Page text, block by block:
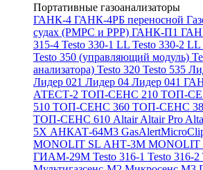
Портативные газоанализаторы
ГАНК-4 ГАНК-4РБ переносной
судах (РМРС и РРР) ГАНК-П1
315-4 Testo 330-1 LL Testo 330-2 LL
Testo 350 (управляющий модуль)
анализатора) Testo 320 Testo 535
Лидер 021 Лидер 04 Лидер 041
АТЕСТ-2 ТОП-СЕНС 210 ТОП-
510 ТОП-СЕНС 360 ТОП-СЕНС
ТОП-СЕНС 610 AltairAltair Pro
5X АНКАТ-64М3
MONOLIT SL АНТ-3М MONOLIT
ГИАМ-29М Testo 316-1 Testo 316-2